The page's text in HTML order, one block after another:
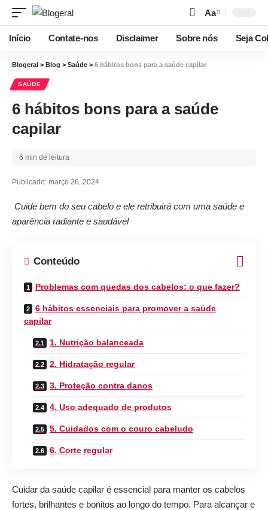
Aa
Início Contate-nos Disclaimer Sobre nós Seja
Blogeral > Blog > Saúde > 6 hábitos bons para a saúde capilar
SAÚDE
6 hábitos bons para a saúde
capilar
Publicado: março 26, 2024
6 min de leitura
Cuide bem do seu cabelo e ele retribuirá com uma saúde e
aparência radiante e saudável
Conteúdo
Problemas com quedas dos cabelos: o que fazer?
6 hábitos essenciais para promover a saúde
capilar
1. Nutrição balanceada
2. Hidratação regular
3. Proteção contra danos
4. Uso adequado de produtos
5. Cuidados com o couro cabeludo
6. Corte regular
Cuidar da saúde capilar é essencial para manter os cabelos
fortes, brilhantes e bonitos ao longo do tempo. Para alcançar e